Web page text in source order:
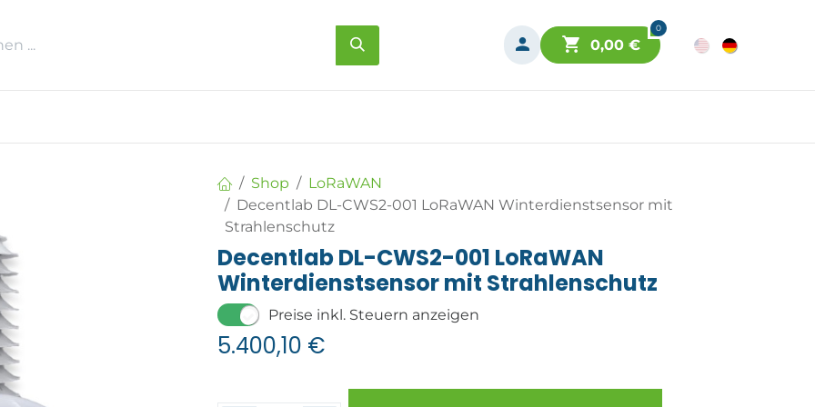
0
0,00€
Shop
LoRaWAN
Decentlab DL-CWS2-001 LoRaWAN Winterdienstsensor mit
Strahlenschutz
Decentlab DL-CWS2-001 LoRaWAN
Winterdienstsensor mit Strahlenschutz
Preise inkl. Steuern anzeigen
5.400,10 €